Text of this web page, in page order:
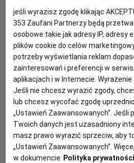
KUP BILET WCZEŚNIEJ
Rozpieszczamy cenami!
nową ofertę, w ramach której
promocyjnymi cenami
Poza Superwtorkiem, czyli
cenie 18,90 zł, w pozostałych
oferta„Wcześniej kupujesz,
ramach której najkorzystniejsze
jeśli wyrazisz zgodę klikając
353 Zaufani Partnerzy będą
osobowe takie jak adresy IP, adresy
plików cookie do celów
potrzeby wyświetlania reklam
zainteresowań i preferencji w
aplikacjach i w Internecie.
Jeśli nie chcesz wyrazić zgody,
lub chcesz wycofać zgodę
„Ustawień Zaawansowanych”.
Twoich danych jest uzasadniony
masz prawo wyrazić sprzeciw, aby
„Ustawień Zaawansowanych”.
w dokumencie Polityka prywatności